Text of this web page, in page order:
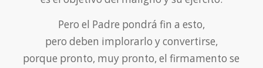
Pero el Padre pondrá fin a esto,
pero deben implorarlo y convertirse,
porque pronto, muy pronto, el firmamento se